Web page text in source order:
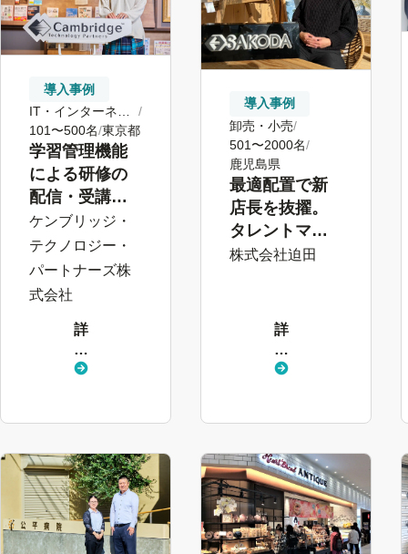
導入事例
IT・インターネッ
ト
101〜500名 東京都
学習管理機能
による研修の
配信・受講管
理で未受講者
が0に
ケンブリッジ・
テクノロジー・
パートナーズ株
式会社
詳
し
く
導入事例
卸売・小売
501〜2000名
鹿児島県
最適配置で新
店長を抜擢。
タレントマネ
ジメント機能
業」に
株式会社迫田
詳
し
く